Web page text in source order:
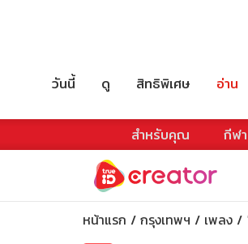
วันนี้ ดู สิทธิพิเศษ อ่าน
สำหรับคุณ กีฬา
หน้าแรก กรุงเทพฯ เพลง